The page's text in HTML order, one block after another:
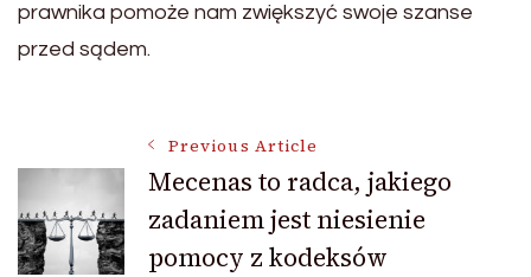
prawnika pomoże nam zwiększyć swoje szanse
przed sądem.
Post
Navigation
Previous Article
Mecenas to radca, jakiego
zadaniem jest niesienie
pomocy z kodeksów